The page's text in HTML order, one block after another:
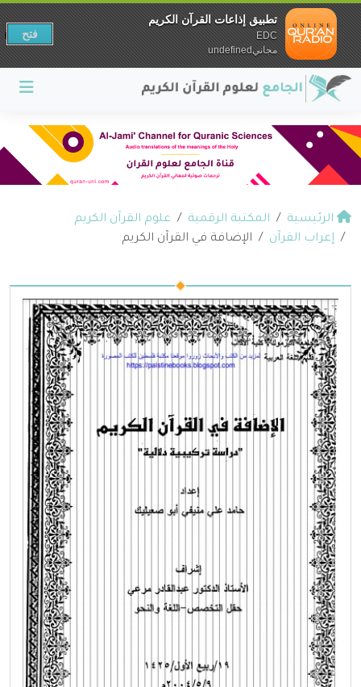
الرئيسية المكتبة الرقمية
علوم القرآن الكريم
إعراب القرآن
الإضافة في القرآن الكريم
تطبيق إذاعات القرآن الكريم
EDC
مجانيundefined
فتح